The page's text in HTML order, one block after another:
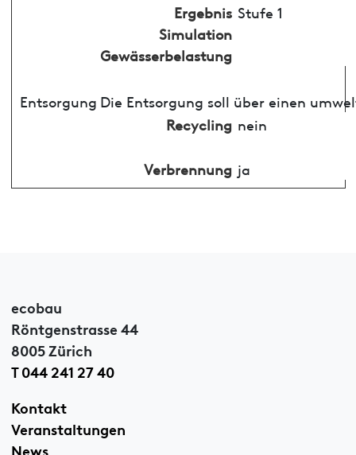
Ergebnis
Simulation
Gewässerbelastung
Stufe 1
Entsorgung Die Entsorgung soll über einen
Recycling nein
Verbrennung ja
ecobau
Röntgenstrasse 44
8005 Zürich
T 044 241 27 40
Kontakt
Veranstaltungen
News